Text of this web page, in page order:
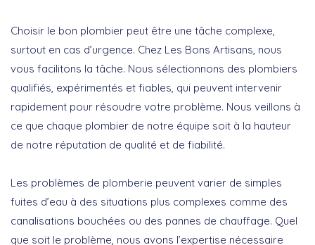
Choisir le bon plombier peut être une tâche complexe,
surtout en cas d’urgence. Chez Les Bons Artisans, nous
vous facilitons la tâche. Nous sélectionnons des plombiers
qualifiés, expérimentés et fiables, qui peuvent intervenir
rapidement pour résoudre votre problème. Nous veillons à
ce que chaque plombier de notre équipe soit à la hauteur
de notre réputation de qualité et de fiabilité.
Les problèmes de plomberie peuvent varier de simples
fuites d’eau à des situations plus complexes comme des
canalisations bouchées ou des pannes de chauffage. Quel
que soit le problème, nous avons l’expertise nécessaire